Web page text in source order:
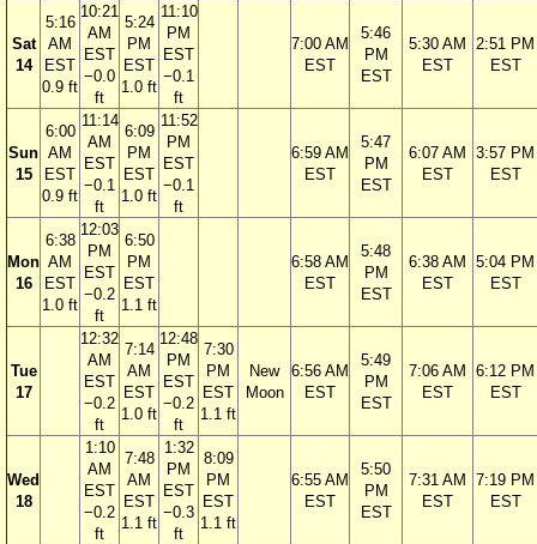
Sat
14
5:16
AM
EST
0.9 ft
10:21
AM
EST
−0.0
ft
5:24
PM
EST
1.0 ft
11:10
PM
EST
−0.1
ft
7:00 AM
EST
5:46
PM
EST
5:30 AM
EST
2:51 PM
EST
Sun
15
6:00
AM
EST
0.9 ft
11:14
AM
EST
−0.1
ft
6:09
PM
EST
1.0 ft
11:52
PM
EST
−0.1
ft
6:59 AM
EST
5:47
PM
EST
6:07 AM
EST
3:57 PM
EST
Mon
16
6:38
AM
EST
1.0 ft
12:03
PM
EST
−0.2
ft
6:50
PM
EST
1.1 ft
6:58 AM
EST
5:48
PM
EST
6:38 AM
EST
5:04 PM
EST
Tue
17
12:32
AM
EST
−0.2
ft
7:14
AM
EST
1.0 ft
12:48
PM
EST
−0.2
ft
7:30
PM
EST
1.1 ft
New
Moon
6:56 AM
EST
5:49
PM
EST
7:06 AM
EST
6:12 PM
EST
Wed
18
1:10
AM
EST
−0.2
ft
7:48
AM
EST
1.1 ft
1:32
PM
EST
−0.3
ft
8:09
PM
EST
1.1 ft
6:55 AM
EST
5:50
PM
EST
7:31 AM
EST
7:19 PM
EST